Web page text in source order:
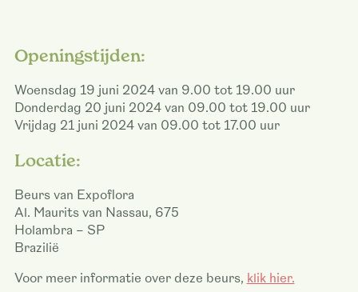
Openingstijden:
Woensdag 19 juni 2024 van 9.00 tot 19.00 uur
Donderdag 20 juni 2024 van 09.00 tot 19.00 uur
Vrijdag 21 juni 2024 van 09.00 tot 17.00 uur
Locatie:
Beurs van Expoflora
Al. Maurits van Nassau, 675
Holambra – SP
Brazilië
Voor meer informatie over deze beurs, klik hier.